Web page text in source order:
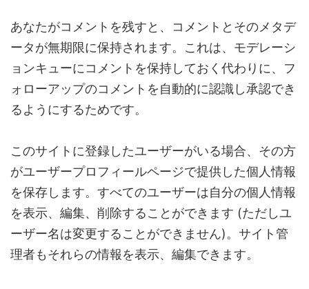
あなたがコメントを残すと、コメントとそのメタデ
ータが無期限に保持されます。これは、モデレーシ
ョンキューにコメントを保持しておく代わりに、フ
ォローアップのコメントを自動的に認識し承認でき
るようにするためです。
このサイトに登録したユーザーがいる場合、その方
がユーザープロフィールページで提供した個人情報
を保存します。すべてのユーザーは自分の個人情報
を表示、編集、削除することができます (ただしユ
ーザー名は変更することができません)。サイト管
理者もそれらの情報を表示、編集できます。